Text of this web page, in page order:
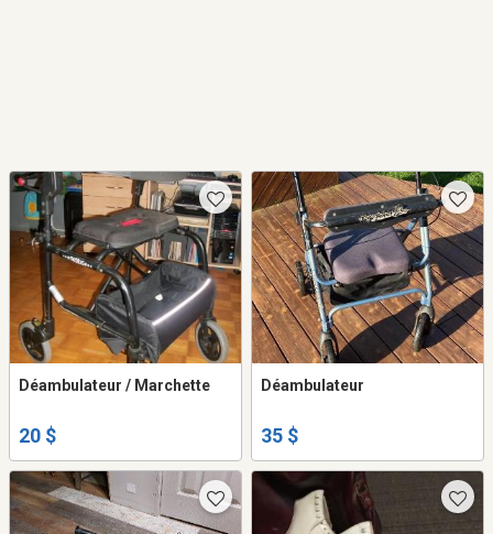
Déambulateur / Marchette
20 $
Déambulateur
35 $